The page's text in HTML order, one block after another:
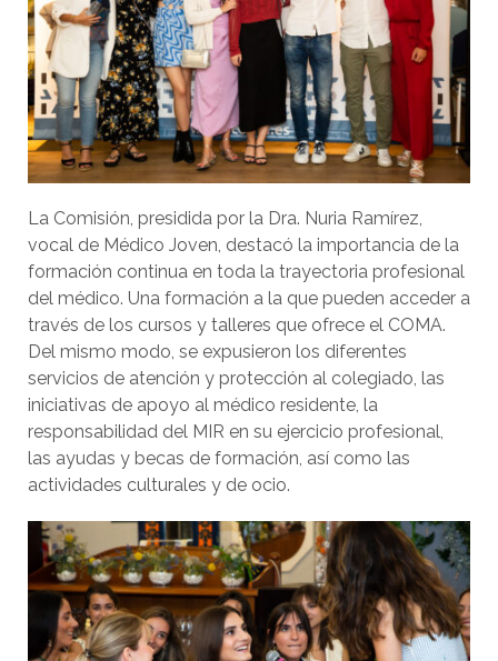
La Comisión, presidida por la Dra. Nuria Ramírez,
vocal de Médico Joven, destacó la importancia de la
formación continua en toda la trayectoria profesional
del médico. Una formación a la que pueden acceder a
través de los cursos y talleres que ofrece el COMA.
Del mismo modo, se expusieron los diferentes
servicios de atención y protección al colegiado, las
iniciativas de apoyo al médico residente, la
responsabilidad del MIR en su ejercicio profesional,
las ayudas y becas de formación, así como las
actividades culturales y de ocio.